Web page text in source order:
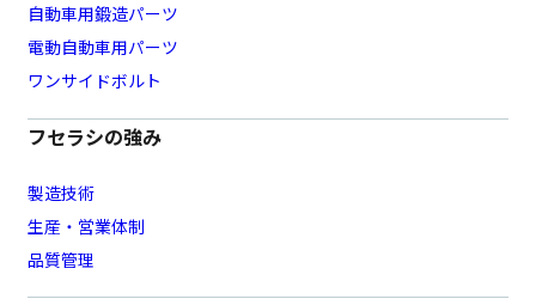
自動車用鍛造パーツ
電動自動車用パーツ
ワンサイドボルト
フセラシの強み
製造技術
生産・営業体制
品質管理